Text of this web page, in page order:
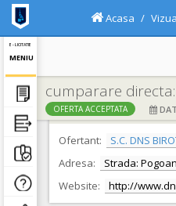
E - LICITATIE
MENIU
Acasa
cumparare
OFERTA ACCEPTATA
DATE IDENTIFICARE
Ofertant:
S.C. DNS
Adresa:
Strada:
Website:
http://